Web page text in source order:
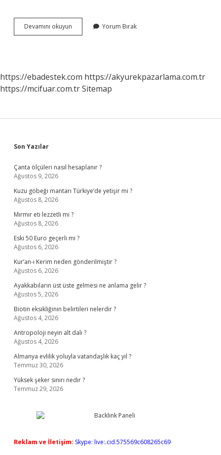
Devamını okuyun Samsung
Cyclone
Yorum Bırak
https://ebadestek.com https://akyurekpazarlama.com.tr
https://mcifuar.com.trSitemap
Sidebar
Son Yazılar
Çanta ölçüleri nasıl hesaplanır ?
Ağustos 9, 2026
Kuzu göbeği mantarı Türkiye’de yetişir mi ?
Ağustos 8, 2026
Mırmır eti lezzetli mi ?
Ağustos 8, 2026
Eski 50 Euro geçerli mi ?
Ağustos 6, 2026
Kur’an-ı Kerim neden gönderilmiştir ?
Ağustos 6, 2026
Ayakkabıların üst üste gelmesi ne anlama gelir ?
Ağustos 5, 2026
Biotin eksikliğinin belirtileri nelerdir ?
Ağustos 4, 2026
Antropoloji neyin alt dalı ?
Ağustos 4, 2026
Almanya evlilik yoluyla vatandaşlık kaç yıl ?
Temmuz 30, 2026
Yüksek şeker sınırı nedir ?
Temmuz 29, 2026
Reklam ve İletişim: Skype: live:.cid.575569c608265c69